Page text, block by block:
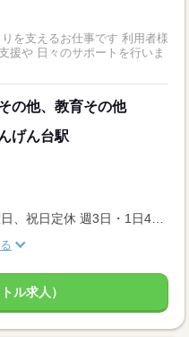
を支えるお仕事です 利用者様
援や 日々のサポートを行いま
の他、教育その他
げん台駅
ル求人）